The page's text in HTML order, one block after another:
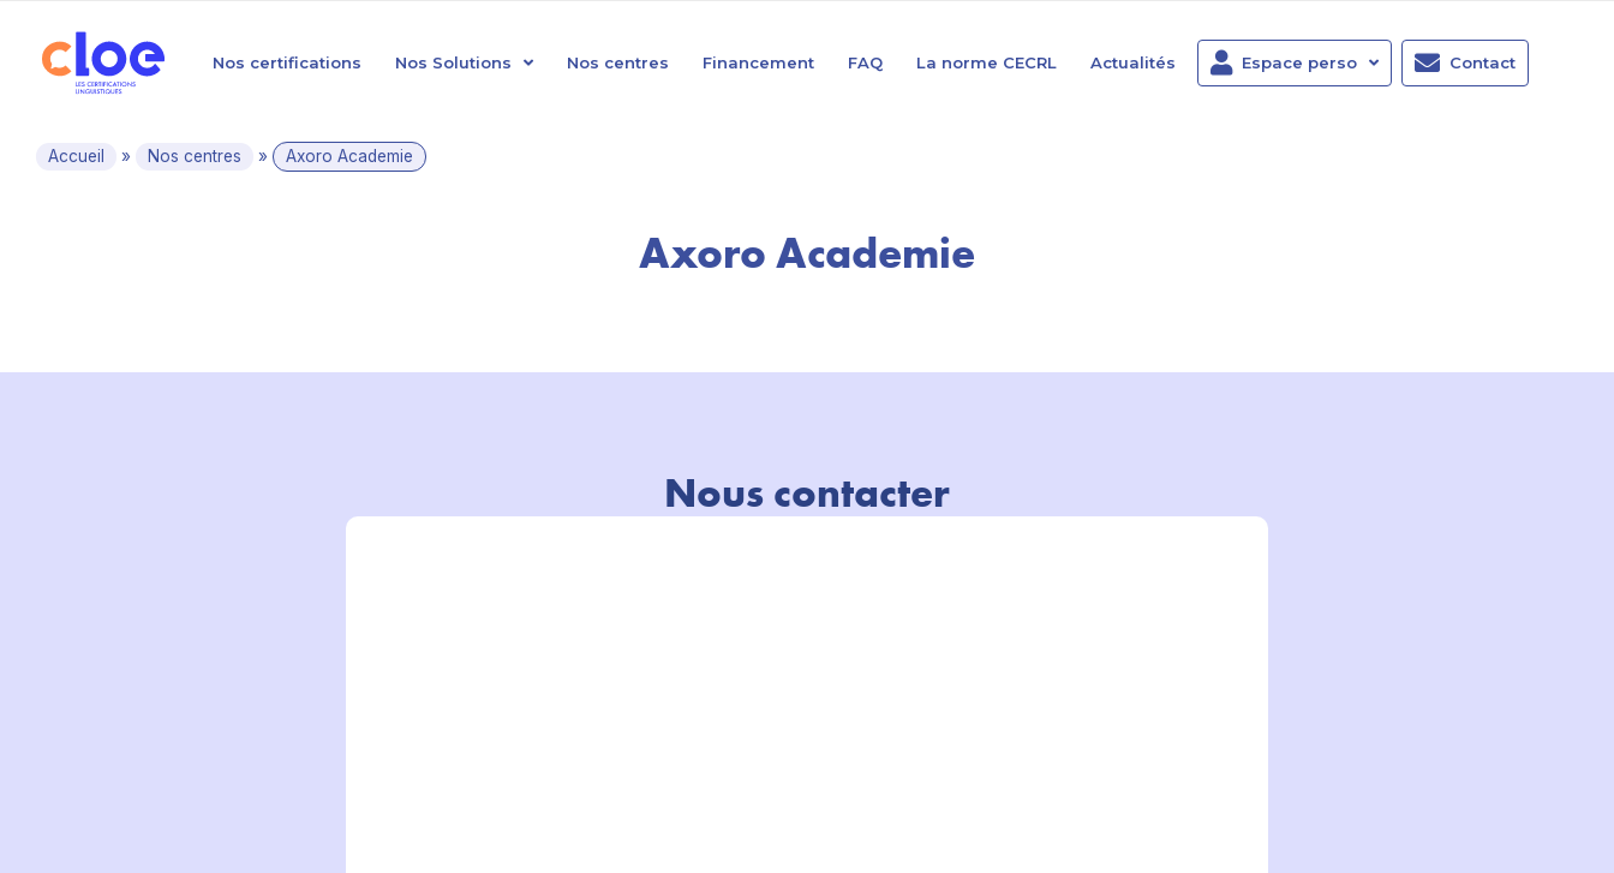
Nos certifications Nos Solutions Nos centres Financement FAQ La norme CECRL Actualités Espace perso Contact
Accueil » Nos centres » Axoro Academie
Axoro Academie
Nous contacter